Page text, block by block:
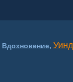
Вдохновение,